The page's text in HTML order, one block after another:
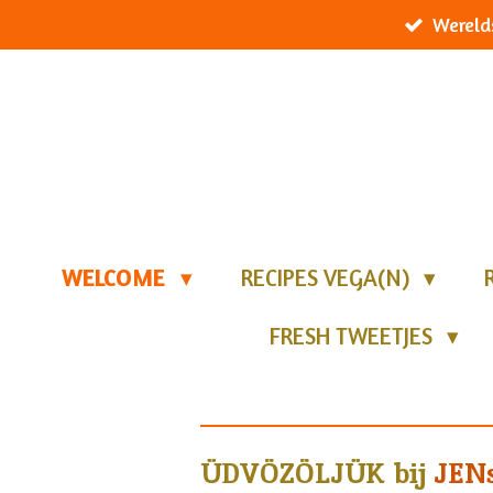
direct
WELCOME RECIPES VEGA(N)
FRESH TWEETJES
ÜDVÖZÖLJÜK bij